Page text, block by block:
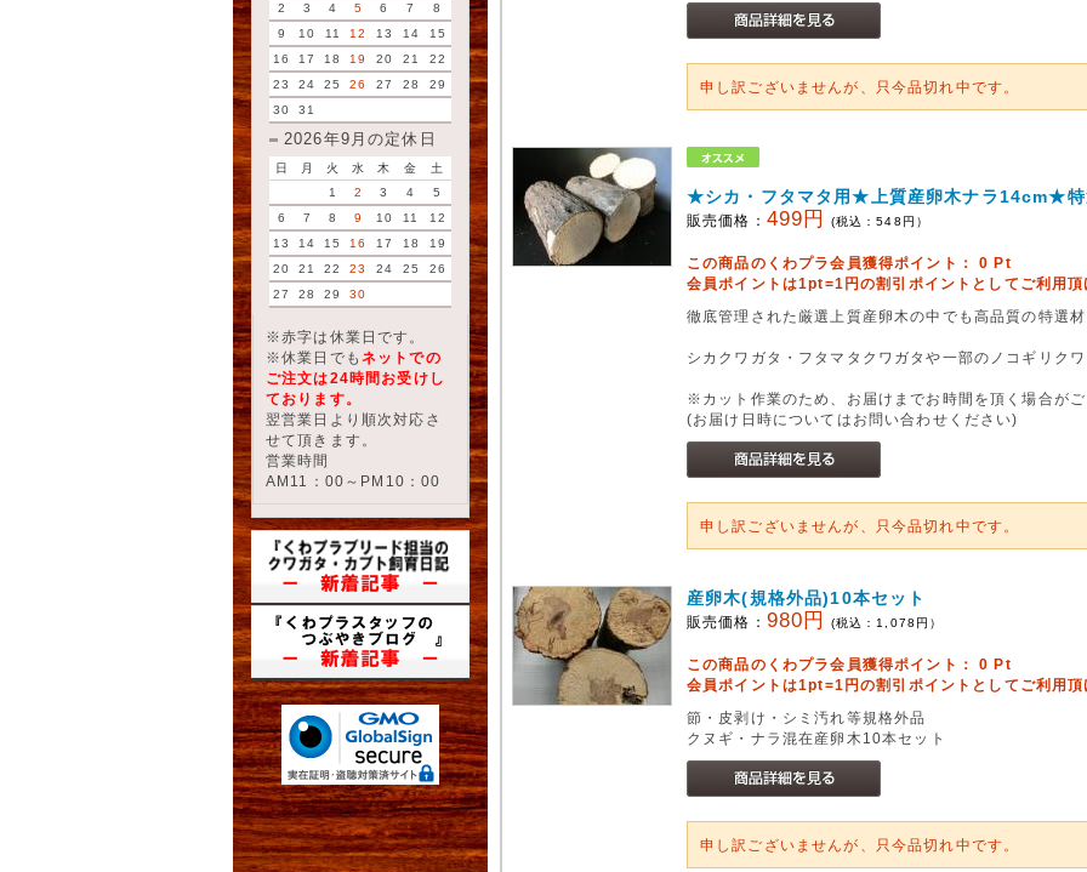
2
3 4 5 6 7
8
9
10 11 12 13 14
15
16
17 18 19 20 21
22
23
24 25 26 27 28
29
30
31
2026年9月の定休日
日 月 火 水 木 金
土
1
2 3 4
5
6
7 8 9 10 11
12
13
14 15 16 17 18
19
20
21 22 23 24 25
26
27
28 29 30
※赤字は休業日です。
※休業日でも ネットでの
ご注文は24時間お受けし
ております。
翌営業日より順次対応さ
せて頂きます。
営業時間
AM11：00～PM10：00
申し訳ございませんが、只今品切れ中です。
★シカ・フタマタ用★上質産卵木ナラ14cm★
販売価格： 499円 (税込：548 円）
この商品のくわプラ会員獲得ポイント：0 Pt
会員ポイントは1pt=1円の割引ポイントとしてご利用頂
徹底管理された厳選上質産卵木の中でも高品質の特選材
シカクワガタ・フタマタクワガタや一部のノコギリク
※カット作業のため、お届けまでお時間を頂く場合がご
(お届け日時についてはお問い合わせください)
申し訳ございませんが、只今品切れ中です。
産卵木(規格外品)10本セット
販売価格： 980円 (税込： 1,078 円）
この商品のくわプラ会員獲得ポイント：0 Pt
会員ポイントは1pt=1円の割引ポイントとしてご利用頂
節・皮剥け・シミ汚れ等規格外品
クヌギ・ナラ混在産卵木10本セット
申し訳ございませんが、只今品切れ中です。